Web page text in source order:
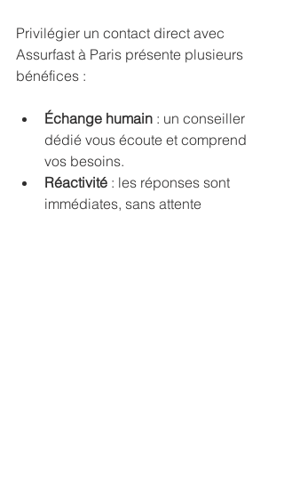
Privilégier un contact direct avec
Assurfast à Paris présente plusieurs
bénéfices :
Échange humain : un conseiller
dédié vous écoute et comprend
vos besoins.
Réactivité : les réponses sont
immédiates, sans attente